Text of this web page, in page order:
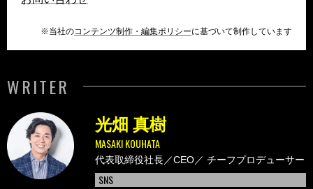
※当社のコンテンツ制作・編集ポリシーに基づいて制作しています
WRITER
MASAKI KOUHATA
光畑 真樹
代表取締役社長／CEO／ チーフプロデューサー
SNS